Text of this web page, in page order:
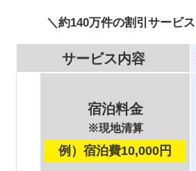
＼約140万件の割引サービス
サービス内容
宿泊料金
※現地清算
例）宿泊費10,000円